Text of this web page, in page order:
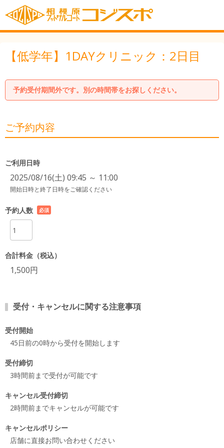
【低学年】1DAYクリニック：2日目
予約受付期間外です。別の時間帯をお探しください。
ご予約内容
ご利用日時
2025/08/16(土) 09:45 ～ 11:00
開始日時と終了日時をご確認ください
予約人数
必須
合計料金（税込）
1,500円
受付・キャンセルに関する注意事項
受付開始
45日前の0時から受付を開始します
受付締切
3時間前まで受付が可能です
キャンセル受付締切
2時間前までキャンセルが可能です
キャンセルポリシー
店舗に直接お問い合わせください